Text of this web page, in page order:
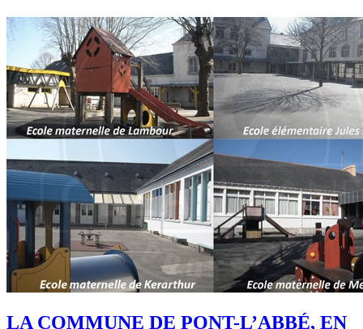
LA COMMUNE DE PONT-L’ABBÉ, EN